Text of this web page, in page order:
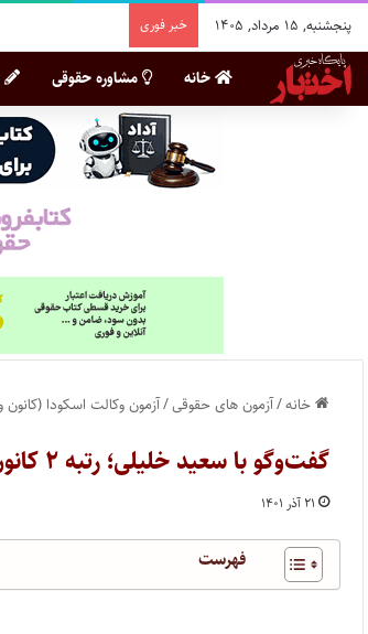
پنجشنبه, ۱۵ مرداد, ۱۴۰۵ خبر فوری
خانه مشاوره حقوقی
خانه/آزمون های حقوقی/آزمون وکالت اسکودا (کانون
گفت‌وگو با سعید خلیلی؛ رتبه ۲ کانون وکلای آذربایجان غربی در آزمون وکالت ۱۴۰۱ (پذیرش ۱۴۰۰)
۲۱ آذر ۱۴۰۱
فهرست